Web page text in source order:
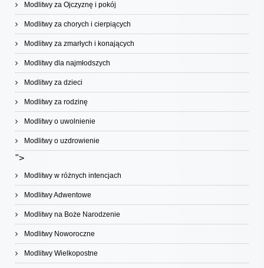
Modlitwy za Ojczyznę i pokój
Modlitwy za chorych i cierpiących
Modlitwy za zmarłych i konających
Modlitwy dla najmłodszych
Modlitwy za dzieci
Modlitwy za rodzinę
Modlitwy o uwolnienie
Modlitwy o uzdrowienie
">
Modlitwy w różnych intencjach
Modlitwy Adwentowe
Modlitwy na Boże Narodzenie
Modlitwy Noworoczne
Modlitwy Wielkopostne